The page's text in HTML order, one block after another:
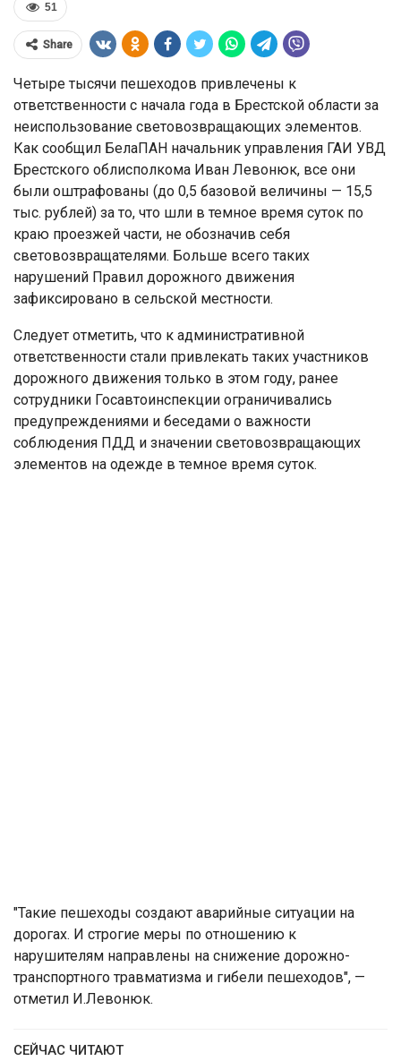
51
Share
Четыре тысячи пешеходов привлечены к
ответственности с начала года в Брестской области за
неиспользование световозвращающих элементов.
Как сообщил БелаПАН начальник управления ГАИ УВД
Брестского облисполкома Иван Левонюк, все они
были оштрафованы (до 0,5 базовой величины — 15,5
тыс. рублей) за то, что шли в темное время суток по
краю проезжей части, не обозначив себя
световозвращателями. Больше всего таких
нарушений Правил дорожного движения
зафиксировано в сельской местности.
Следует отметить, что к административной
ответственности стали привлекать таких участников
дорожного движения только в этом году, ранее
сотрудники Госавтоинспекции ограничивались
предупреждениями и беседами о важности
соблюдения ПДД и значении световозвращающих
элементов на одежде в темное время суток.
"Такие пешеходы создают аварийные ситуации на
дорогах. И строгие меры по отношению к
нарушителям направлены на снижение дорожно-
транспортного травматизма и гибели пешеходов", —
отметил И.Левонюк.
СЕЙЧАС ЧИТАЮТ